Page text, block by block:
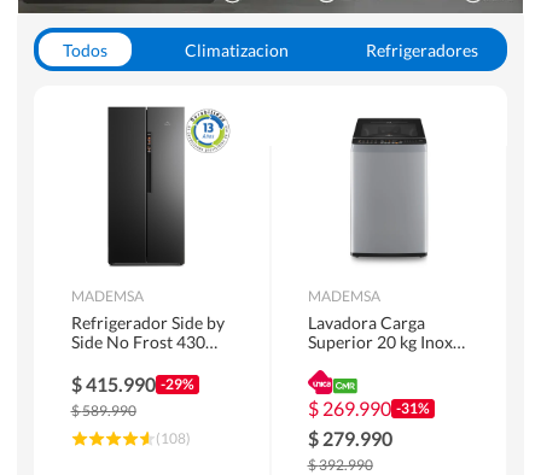
Todos Climatizacion
Refrigeradores
Hornos y Microondas
MADEMSA
Refrigerador Side by
Side No Frost 430
MAS430B
$415.990 -29%
$589.990
(108)
MADEMSA
Lavadora Carga
Superior 20 kg Inox
$ 269.990 -31%
$ 279.990
$392.990